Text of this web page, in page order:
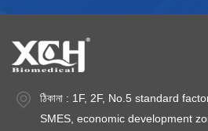
ঠিকানা : 1F, 2F, No.5 standard
SMES, economic development